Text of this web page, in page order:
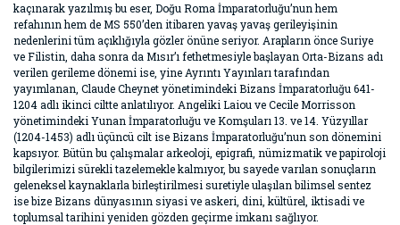
kaçınarak yazılmış bu eser, Doğu Roma İmparatorluğu’nun hem
refahının hem de MS 550’den itibaren yavaş yavaş gerileyişinin
nedenlerini tüm açıklığıyla gözler önüne seriyor. Arapların önce Suriye
ve Filistin, daha sonra da Mısır’ı fethetmesiyle başlayan Orta-Bizans adı
verilen gerileme dönemi ise, yine Ayrıntı Yayınları tarafından
yayımlanan, Claude Cheynet yönetimindeki Bizans İmparatorluğu 641-
1204 adlı ikinci ciltte anlatılıyor. Angeliki Laiou ve Cecile Morrisson
yönetimindeki Yunan İmparatorluğu ve Komşuları 13. ve 14. Yüzyıllar
(1204-1453) adlı üçüncü cilt ise Bizans İmparatorluğu’nun son dönemini
kapsıyor. Bütün bu çalışmalar arkeoloji, epigrafi, nümizmatik ve papiroloji
bilgilerimizi sürekli tazelemekle kalmıyor, bu sayede varılan sonuçların
geleneksel kaynaklarla birleştirilmesi suretiyle ulaşılan bilimsel sentez
ise bize Bizans dünyasının siyasi ve askeri, dini, kültürel, iktisadi ve
toplumsal tarihini yeniden gözden geçirme imkanı sağlıyor.